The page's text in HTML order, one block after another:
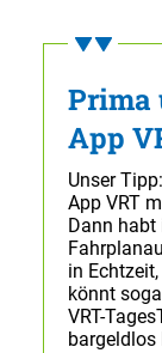
Prima
App
Unser
App VRT
Dann habt
in
könnt
VRT-
bargeldlos